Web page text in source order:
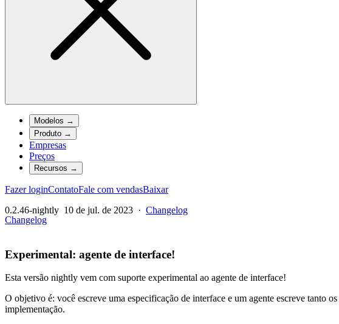
Modelos →
Produto →
Empresas
Preços
Recursos →
Fazer loginContatoFale com vendasBaixar
0.2.46-nightly 10 de jul. de 2023 · Changelog
Changelog
Experimental: agente de interface!
Esta versão nightly vem com suporte experimental ao agente de interface!
O objetivo é: você escreve uma especificação de interface e um agente escreve tanto
implementação.